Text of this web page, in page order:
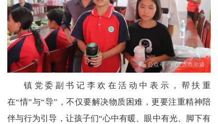
镇党委副书记李欢在活动中表示，帮扶重
在“情”与“导”，不仅要解决物质困难，更要注重精神陪
伴与行为引导，让孩子们“心中有暖、眼中有光、脚下有